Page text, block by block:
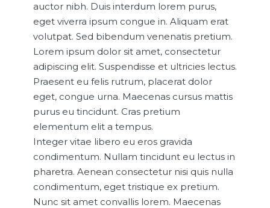
auctor nibh. Duis interdum lorem purus,
eget viverra ipsum congue in. Aliquam erat
volutpat. Sed bibendum venenatis pretium.
Lorem ipsum dolor sit amet, consectetur
adipiscing elit. Suspendisse et ultricies lectus.
Praesent eu felis rutrum, placerat dolor
eget, congue urna. Maecenas cursus mattis
purus eu tincidunt. Cras pretium
elementum elit a tempus.
Integer vitae libero eu eros gravida
condimentum. Nullam tincidunt eu lectus in
pharetra. Aenean consectetur nisi quis nulla
condimentum, eget tristique ex pretium.
Nunc sit amet convallis lorem. Maecenas